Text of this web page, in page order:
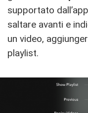
supportato
saltare avanti e
un video,
playlist.